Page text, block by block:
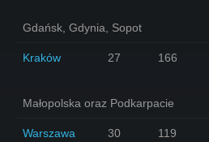
Gdańsk, Gdynia, Sopot
Kraków 27 166
Małopolska oraz Podkarpacie
Warszawa 30 119